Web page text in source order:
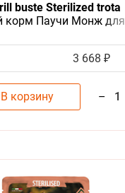
buste Sterilized trota
корм Паучи Монж для
форель (цена за
3 668 ₽
В корзину – 1